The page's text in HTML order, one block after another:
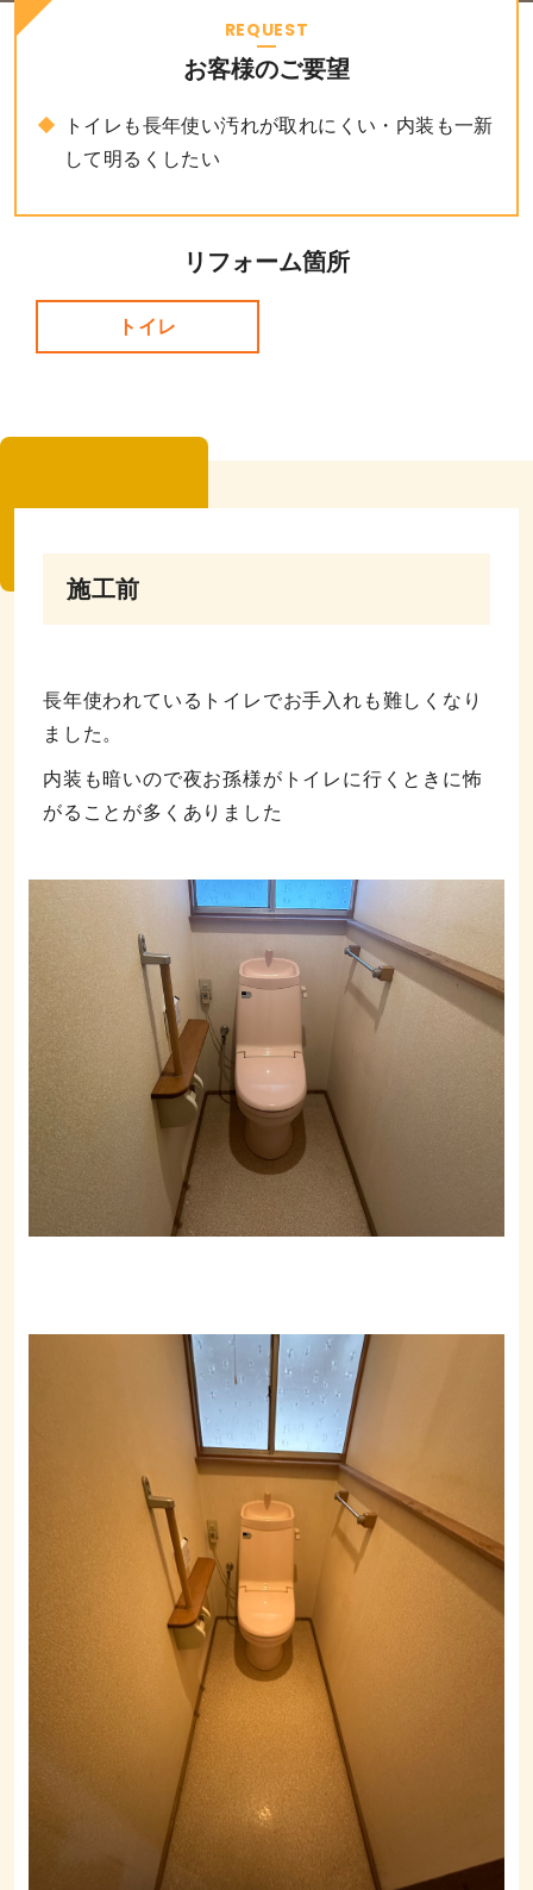
REQUEST
お客様のご要望
トイレも長年使い汚れが取れにくい・内装も一新
して明るくしたい
リフォーム箇所
トイレ
施工前
長年使われているトイレでお手入れも難しくなり
ました。
内装も暗いので夜お孫様がトイレに行くときに怖
がることが多くありました